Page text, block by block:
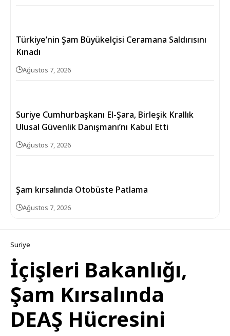
Türkiye’nin Şam Büyükelçisi Ceramana Saldırısını
Kınadı
Ağustos 7, 2026
Suriye Cumhurbaşkanı El-Şara, Birleşik Krallık
Ulusal Güvenlik Danışmanı’nı Kabul Etti
Ağustos 7, 2026
Şam kırsalında Otobüste Patlama
Ağustos 7, 2026
Suriye
İçişleri Bakanlığı,
Şam Kırsalında
DEAŞ Hücresini